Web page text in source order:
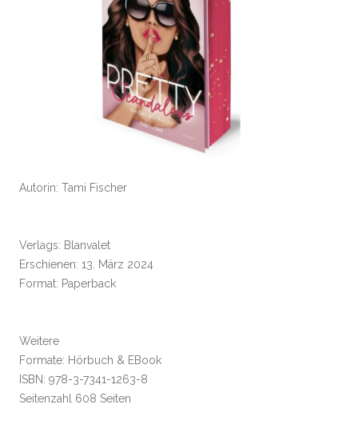
Autorin: Tami Fischer
Verlags: Blanvalet
Erschienen: 13. März 2024
Format: Paperback
Weitere
Formate: Hörbuch & EBook
ISBN: 978-3-7341-1263-8
Seitenzahl 608 Seiten